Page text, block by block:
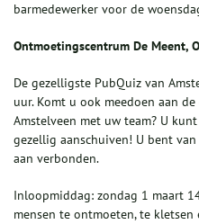
barmedewerker voor de
Ontmoetingscentrum De Meent,
De gezelligste PubQuiz van
uur. Komt u ook meedoen aan
Amstelveen met uw team? U
gezellig aanschuiven! U bent
aan verbonden.
Inloopmiddag: zondag 1 maart
mensen te ontmoeten, te